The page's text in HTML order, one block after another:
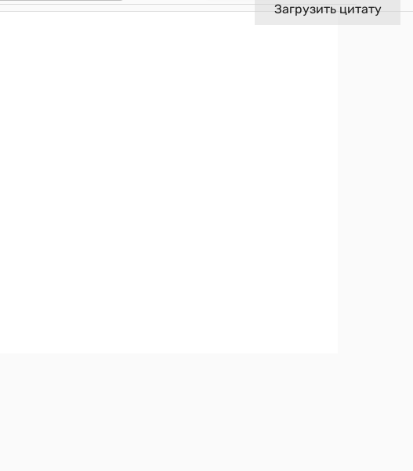
Загрузить цитату